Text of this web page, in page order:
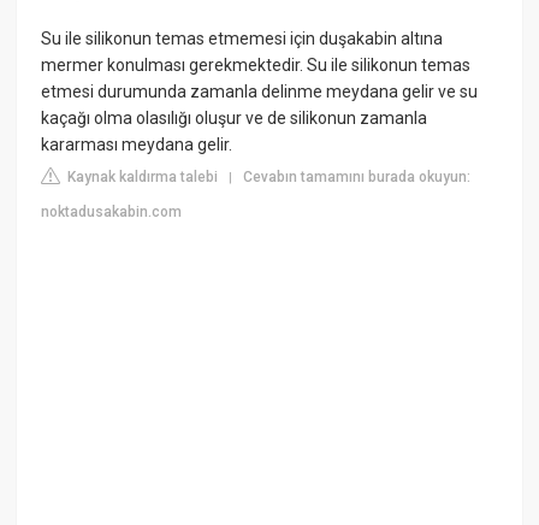
Su ile silikonun temas etmemesi için duşakabin altına
mermer konulması gerekmektedir. Su ile silikonun temas
etmesi durumunda zamanla delinme meydana gelir ve su
kaçağı olma olasılığı oluşur ve de silikonun zamanla
kararması meydana gelir.
Kaynak kaldırma talebi |Cevabın tamamını burada okuyun:
noktadusakabin.com